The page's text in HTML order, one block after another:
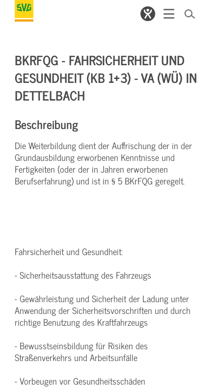
BKRFQG - FAHRSICHERHEIT UND
GESUNDHEIT (KB 1+3) - VA (WÜ) IN
DETTELBACH
Beschreibung
Die Weiterbildung dient der Auffrischung der in der
Grundausbildung erworbenen Kenntnisse und
Fertigkeiten (oder der in Jahren erworbenen
Berufserfahrung) und ist in § 5 BKrFQG geregelt.
Fahrsicherheit und Gesundheit:
- Sicherheitsausstattung des Fahrzeugs
- Gewährleistung und Sicherheit der Ladung unter
Anwendung der Sicherheitsvorschriften und durch
richtige Benutzung des Kraftfahrzeugs
- Bewusstseinsbildung für Risiken des
Straßenverkehrs und Arbeitsunfälle
- Vorbeugen vor Gesundheitsschäden